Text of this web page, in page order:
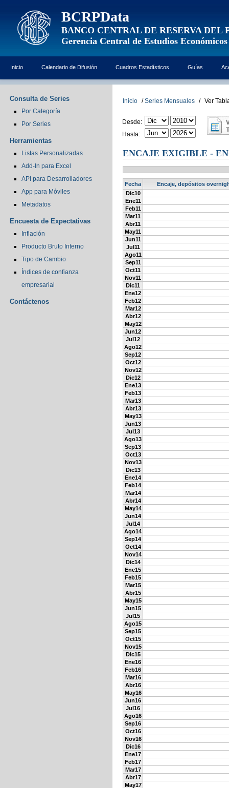
BCRPData
BANCO CENTRAL DE RESERVA DEL
Gerencia Central de Estudios Económicos
Inicio Calendario de Difusión Cuadros Estadísticos Guías
Consulta de Series
Por Categoría
Por Series
Herramientas
Listas Personalizadas
Add-In para Excel
API para Desarrolladores
App para Móviles
Metadatos
Encuesta de Expectativas
Inflación
Producto Bruto Interno
Tipo de Cambio
Índices de confianza
empresarial
Contáctenos
Inicio / Series Mensuales / Ver
Desde:
Hasta:
ENCAJE EXIGIBLE -
Fecha
Encaje, depósitos
Dic10
Ene11
Feb11
Mar11
Abr11
May11
Jun11
Jul11
Ago11
Sep11
Oct11
Nov11
Dic11
Ene12
Feb12
Mar12
Abr12
May12
Jun12
Jul12
Ago12
Sep12
Oct12
Nov12
Dic12
Ene13
Feb13
Mar13
Abr13
May13
Jun13
Jul13
Ago13
Sep13
Oct13
Nov13
Dic13
Ene14
Feb14
Mar14
Abr14
May14
Jun14
Jul14
Ago14
Sep14
Oct14
Nov14
Dic14
Ene15
Feb15
Mar15
Abr15
May15
Jun15
Jul15
Ago15
Sep15
Oct15
Nov15
Dic15
Ene16
Feb16
Mar16
Abr16
May16
Jun16
Jul16
Ago16
Sep16
Oct16
Nov16
Dic16
Ene17
Feb17
Mar17
Abr17
May17